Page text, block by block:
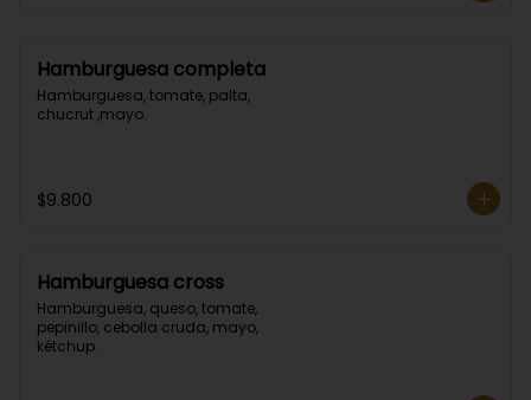
Hamburguesa completa
Hamburguesa, tomate, palta,
chucrut ,mayo.
$9.800
Hamburguesa cross
Hamburguesa, queso, tomate,
pepinillo, cebolla cruda, mayo,
kétchup.